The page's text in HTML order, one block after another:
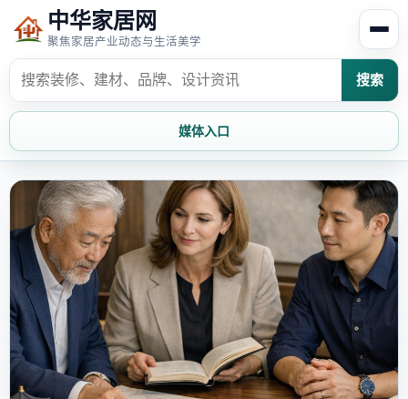
中华家居网
聚焦家居产业动态与生活美学
搜索
媒体入口
首页 家居资讯
家居风水 家居欣赏
时尚饰家 装修设计
家具知识 家居文化
家装攻略 创意家居